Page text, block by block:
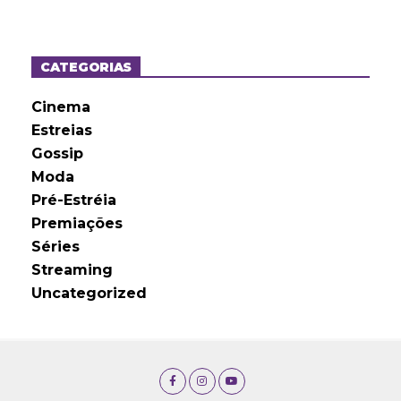
o
sCATEGORIAS
Cinema
Estreias
Gossip
Moda
Pré-Estréia
Premiações
Séries
Streaming
Uncategorized